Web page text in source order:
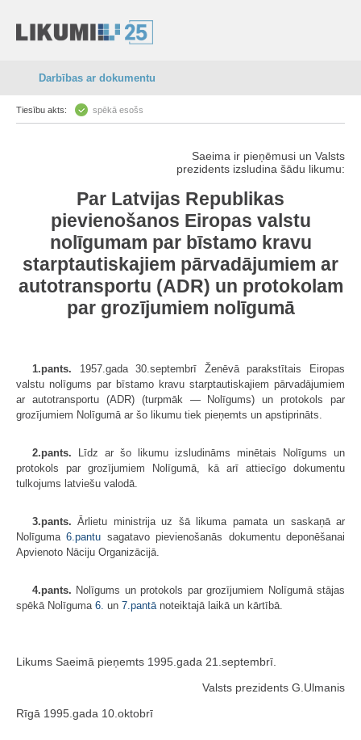
Darbības ar dokumentu
Tiesību akts: spēkā esošs
Saeima ir pieņēmusi un Valsts
prezidents izsludina šādu likumu:
Par Latvijas Republikas
pievienošanos Eiropas valstu
nolīgumam par bīstamo kravu
starptautiskajiem pārvadājumiem ar
autotransportu (ADR) un protokolam
par grozījumiem nolīgumā
1.pants. 1957.gada 30.septembrī Ženēvā parakstītais Eiropas
valstu nolīgums par bīstamo kravu starptautiskajiem pārvadājumiem
ar autotransportu (ADR) (turpmāk — Nolīgums) un protokols par
grozījumiem Nolīgumā ar šo likumu tiek pieņemts un apstiprināts.
2.pants. Līdz ar šo likumu izsludināms minētais Nolīgums un
protokols par grozījumiem Nolīgumā, kā arī attiecīgo dokumentu
tulkojums latviešu valodā.
3.pants. Ārlietu ministrija uz šā likuma pamata un saskaņā ar
Nolīguma6.pantu sagatavo pievienošanās dokumentu deponēšanai
Apvienoto Nāciju Organizācijā.
4.pants. Nolīgums un protokols par grozījumiem Nolīgumā stājas
spēkā Nolīguma 6. un 7.pantā noteiktajā laikā un kārtībā.
Likums Saeimā pieņemts 1995.gada 21.septembrī.
Valsts prezidents G.Ulmanis
Rīgā 1995.gada 10.oktobrī